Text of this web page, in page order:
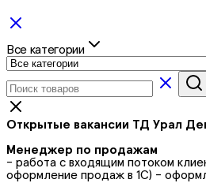
Все категории
Открытые вакансии ТД Урал
Менеджер по продажам
- работа с входящим потоком
оформление продаж в 1С) -